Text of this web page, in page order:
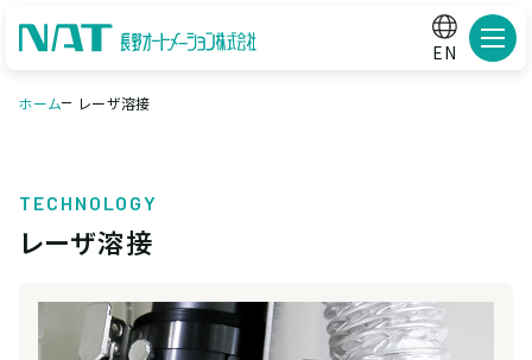
EN メニ
ホーム レーザ溶接
TECHNOLOGY
レーザ溶接